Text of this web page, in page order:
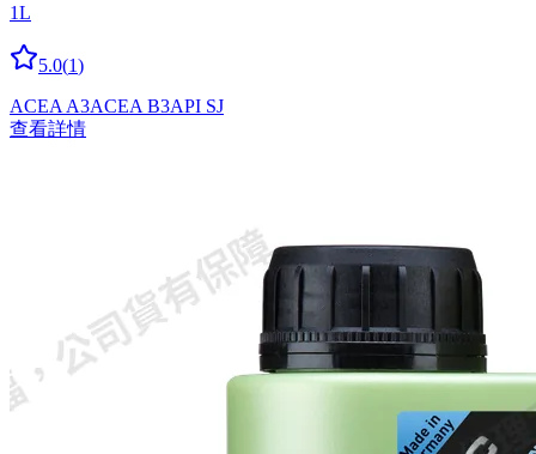
1L
5.0(1)
ACEA A3ACEA B3API SJ
查看詳情